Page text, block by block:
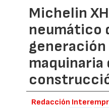
Michelin
neumático
generación
maquinaria
Redacción